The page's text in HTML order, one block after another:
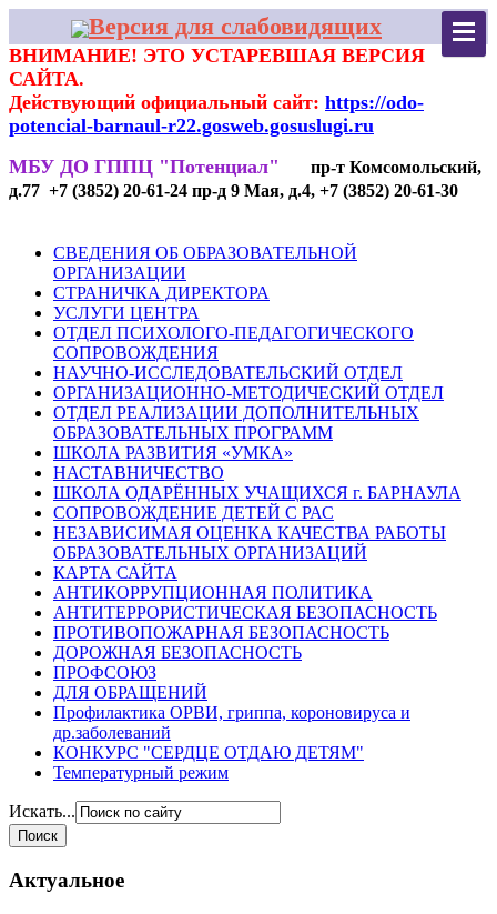
Версия для слабовидящих
ВНИМАНИЕ! ЭТО УСТАРЕВШАЯ ВЕРСИЯ
САЙТА.
Действующий официальный сайт: https://odo-
potencial-barnaul-r22.gosweb.gosuslugi.ru
МБУ ДО ГППЦ "Потенциал"
пр-т Комсомольский,
д.77 +7 (3852) 20-61-24 пр-д 9 Мая, д.4, +7 (3852) 20-61-30
СВЕДЕНИЯ ОБ ОБРАЗОВАТЕЛЬНОЙ
ОРГАНИЗАЦИИ
СТРАНИЧКА ДИРЕКТОРА
УСЛУГИ ЦЕНТРА
ОТДЕЛ ПСИХОЛОГО-ПЕДАГОГИЧЕСКОГО
СОПРОВОЖДЕНИЯ
НАУЧНО-ИССЛЕДОВАТЕЛЬСКИЙ ОТДЕЛ
ОРГАНИЗАЦИОННО-МЕТОДИЧЕСКИЙ ОТДЕЛ
ОТДЕЛ РЕАЛИЗАЦИИ ДОПОЛНИТЕЛЬНЫХ
ОБРАЗОВАТЕЛЬНЫХ ПРОГРАММ
ШКОЛА РАЗВИТИЯ «УМКА»
НАСТАВНИЧЕСТВО
ШКОЛА ОДАРЁННЫХ УЧАЩИХСЯ г. БАРНАУЛА
СОПРОВОЖДЕНИЕ ДЕТЕЙ С РАС
НЕЗАВИСИМАЯ ОЦЕНКА КАЧЕСТВА РАБОТЫ
ОБРАЗОВАТЕЛЬНЫХ ОРГАНИЗАЦИЙ
КАРТА САЙТА
АНТИКОРРУПЦИОННАЯ ПОЛИТИКА
АНТИТЕРРОРИСТИЧЕСКАЯ БЕЗОПАСНОСТЬ
ПРОТИВОПОЖАРНАЯ БЕЗОПАСНОСТЬ
ДОРОЖНАЯ БЕЗОПАСНОСТЬ
ПРОФСОЮЗ
ДЛЯ ОБРАЩЕНИЙ
Профилактика ОРВИ, гриппа, короновируса и
др.заболеваний
КОНКУРС "СЕРДЦЕ ОТДАЮ ДЕТЯМ"
Температурный режим
Искать...
Актуальное